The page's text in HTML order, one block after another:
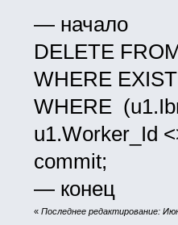
— начало
DELETE
WHERE
WHERE
u1.Worker_Id
commit;
— конец
« Последнее редактирование: